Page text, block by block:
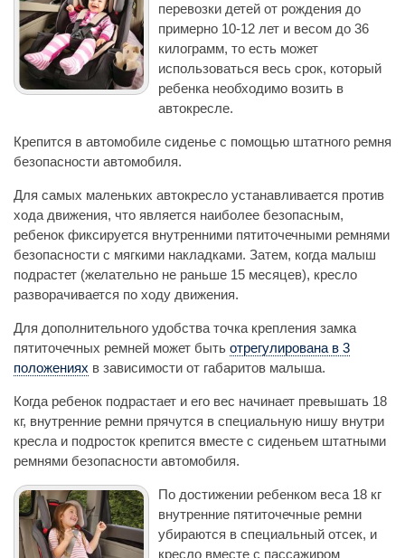
перевозки детей от рождения до
примерно 10-12 лет и весом до 36
килограмм, то есть может
использоваться весь срок, который
ребенка необходимо возить в
автокресле.
Крепится в автомобиле сиденье с помощью штатного ремня
безопасности автомобиля.
Для самых маленьких автокресло устанавливается против
хода движения, что является наиболее безопасным,
ребенок фиксируется внутренними пятиточечными ремнями
безопасности с мягкими накладками. Затем, когда малыш
подрастет (желательно не раньше 15 месяцев), кресло
разворачивается по ходу движения.
Для дополнительного удобства точка крепления замка
пятиточечных ремней может быть отрегулирована в 3
положениях в зависимости от габаритов малыша.
Когда ребенок подрастает и его вес начинает превышать 18
кг, внутренние ремни прячутся в специальную нишу внутри
кресла и подросток крепится вместе с сиденьем штатными
ремнями безопасности автомобиля.
По достижении ребенком веса 18 кг
внутренние пятиточечные ремни
убираются в специальный отсек, и
кресло вместе с пассажиром